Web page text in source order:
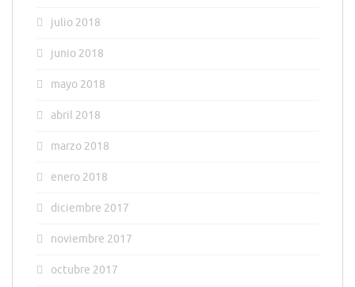
julio 2018
junio 2018
mayo 2018
abril 2018
marzo 2018
enero 2018
diciembre 2017
noviembre 2017
octubre 2017